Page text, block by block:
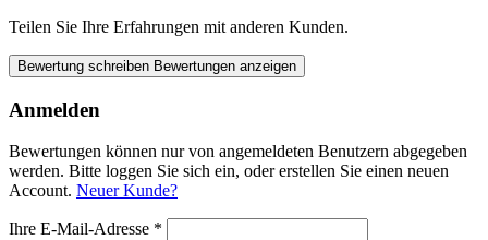
Teilen Sie Ihre Erfahrungen mit anderen Kunden.
Bewertung schreiben Bewertungen anzeigen
Anmelden
Bewertungen können nur von angemeldeten Benutzern abgegeben
werden. Bitte loggen Sie sich ein, oder erstellen Sie einen neuen
Account. Neuer Kunde?
Ihre E-Mail-Adresse *